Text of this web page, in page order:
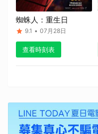
蜘蛛人：重生日
9.1 • 07月28日
查看時刻表